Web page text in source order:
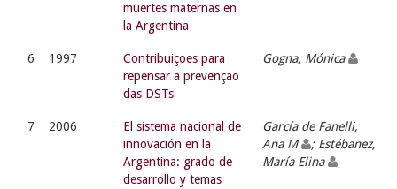
muertes maternas en
la Argentina
6 1997
Contribuiçoes para
repensar a prevençao
das DSTs
Gogna, Mónica
7 2006
El sistema nacional de
innovación en la
Argentina: grado de
desarrollo y temas
García de Fanelli,
Ana M
; Estébanez,
María Elina